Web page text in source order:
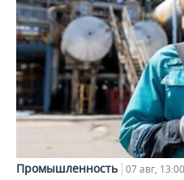
Промышленность 07 авг, 13:00